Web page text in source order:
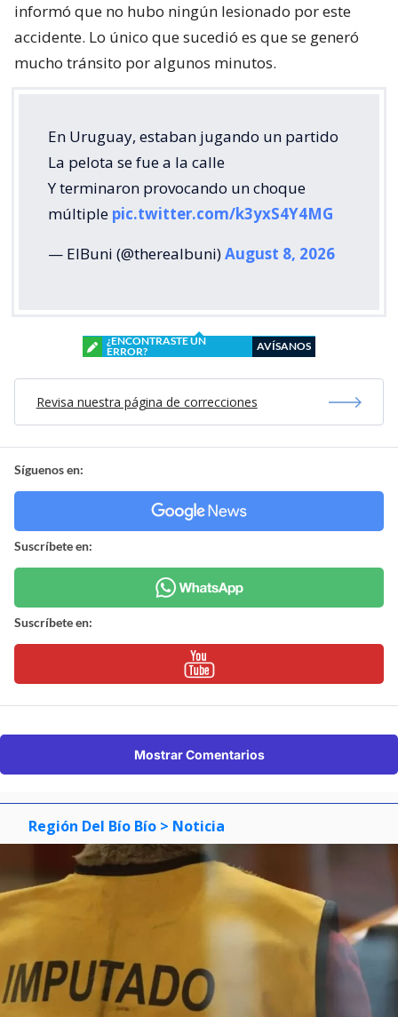
informó que no hubo ningún lesionado por este
accidente. Lo único que sucedió es que se generó
mucho tránsito por algunos minutos.
En Uruguay, estaban jugando un partido
La pelota se fue a la calle
Y terminaron provocando un choque
múltiple pic.twitter.com/k3yxS4Y4MG
— ElBuni (@therealbuni)August 8, 2026
¿ENCONTRASTE UN
ERROR?
AVÍSANOS
Revisa nuestra página de correcciones
Síguenos en:
Suscríbete en:
Suscríbete en:
Mostrar Comentarios
Región Del Bío Bío > Noticia